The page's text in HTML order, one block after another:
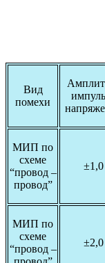
Вид
помехи
МИП по
схеме
“провод –
провод”
±1,0
МИП по
схеме
“провод –
±2,0